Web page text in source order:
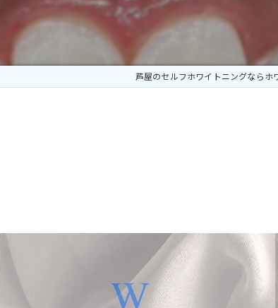
食事制限なし
芦屋のセルフホワイトニングならホ